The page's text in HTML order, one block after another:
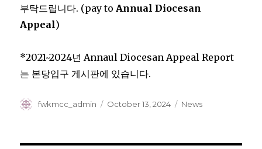
부탁드립니다. (pay to Annual Diocesan
Appeal)
*2021~2024년 Annaul Diocesan Appeal Report
는 본당입구 게시판에 있습니다.
Author
fwkmcc_admin
Posted
October 13, 2024 Categories
News